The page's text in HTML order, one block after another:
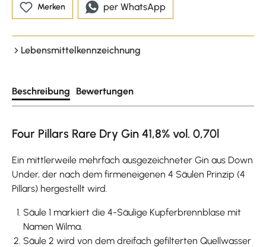
Merken per WhatsApp
Lebensmittelkennzeichnung
Beschreibung Bewertungen
Four Pillars Rare Dry Gin 41,8% vol. 0,70l
Ein mittlerweile mehrfach ausgezeichneter Gin aus Down
Under, der nach dem firmeneigenen 4 Säulen Prinzip (4
Pillars) hergestellt wird.
Säule 1 markiert die 4-Säulige Kupferbrennblase mit
Namen Wilma.
Säule 2 wird von dem dreifach gefilterten Quellwasser